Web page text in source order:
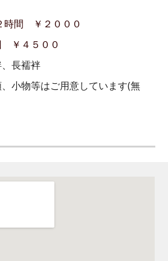
時間 ￥２０００
５００
長襦袢
小物等はご用意しています(無